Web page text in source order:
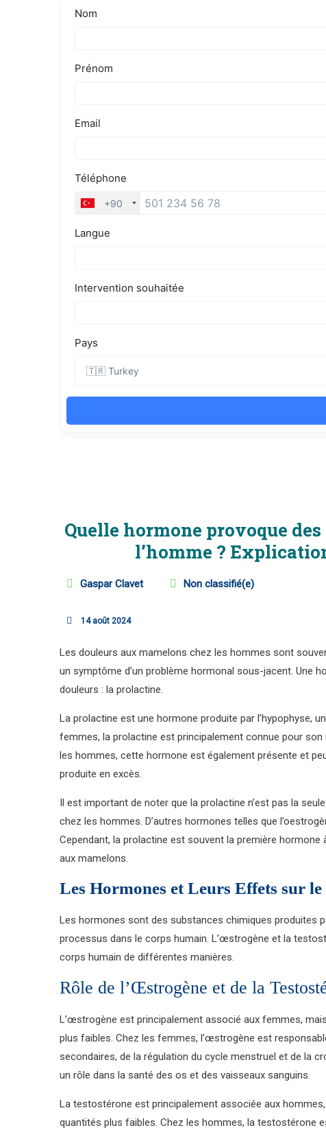
Quelle hormone provoque
l’homme ?
Gaspar Clavet Non classifié(e)
14 août 2024
Les douleurs aux mamelons chez les hommes sont
un symptôme d’un problème hormonal sous-jacent. Une
douleurs : la prolactine.
La prolactine est une hormone produite par l’hypophyse,
femmes, la prolactine est principalement connue pour son
les hommes, cette hormone est également présente et
produite en excès.
Il est important de noter que la prolactine n’est pas la
chez les hommes. D’autres hormones telles que
Cependant, la prolactine est souvent la première
aux mamelons.
Les Hormones et Leurs Effets sur
Les hormones sont des substances chimiques produites
processus dans le corps humain. L’œstrogène et la
corps humain de différentes manières.
Rôle de l’Œstrogène et de la
L’œstrogène est principalement associé aux femmes,
plus faibles. Chez les femmes, l’œstrogène est
secondaires, de la régulation du cycle menstruel et de la
un rôle dans la santé des os et des vaisseaux sanguins.
La testostérone est principalement associée aux
quantités plus faibles. Chez les hommes, la testostérone